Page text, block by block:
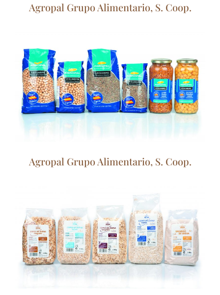
Agropal Grupo Alimentario, S. Coop.
Agropal Grupo Alimentario, S. Coop.